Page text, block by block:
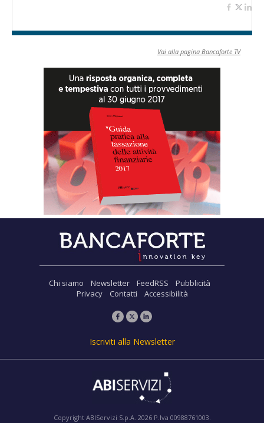
Vai alla pagina Bancaforte TV
Chi siamo Newsletter FeedRSS
Pubblicità
Privacy
Contatti Accessibilità
Iscriviti alla Newsletter
Copyright ABIServizi S.p.A. 2026 P.Iva 00988761003.